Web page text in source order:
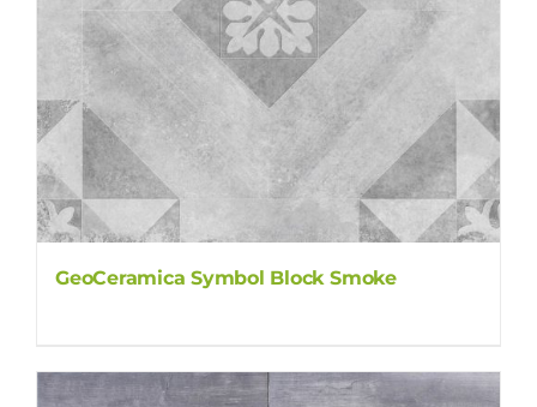
GeoCeramica Symbol Block Smoke